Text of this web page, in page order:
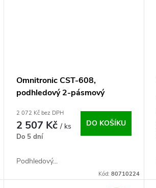
Omnitronic CST-608,
podhledový 2-pásmový
2 072 Kč bez DPH
2 507 Kč/ ks
Do 5 dní
DO KOŠÍKU
Podhledový...
Kód: 80710224